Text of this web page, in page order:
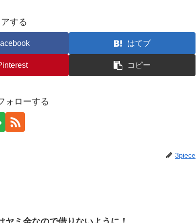
する
はてブ
コピー
ォローする
3piece